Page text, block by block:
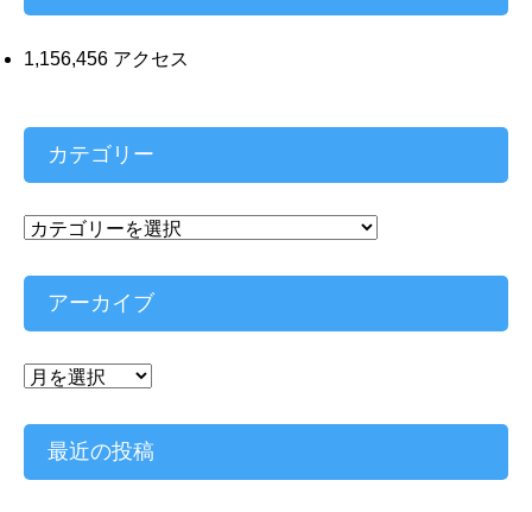
1,156,456 アクセス
カテゴリー
カ
ゴ
ー
アーカイブ
ア
カ
ブ
最近の投稿